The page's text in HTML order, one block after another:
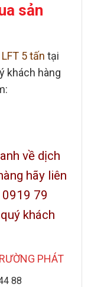
sản
T 5tấn tại
khách hàng
về dịch
hãy liên
79
khách
PHÁT
88